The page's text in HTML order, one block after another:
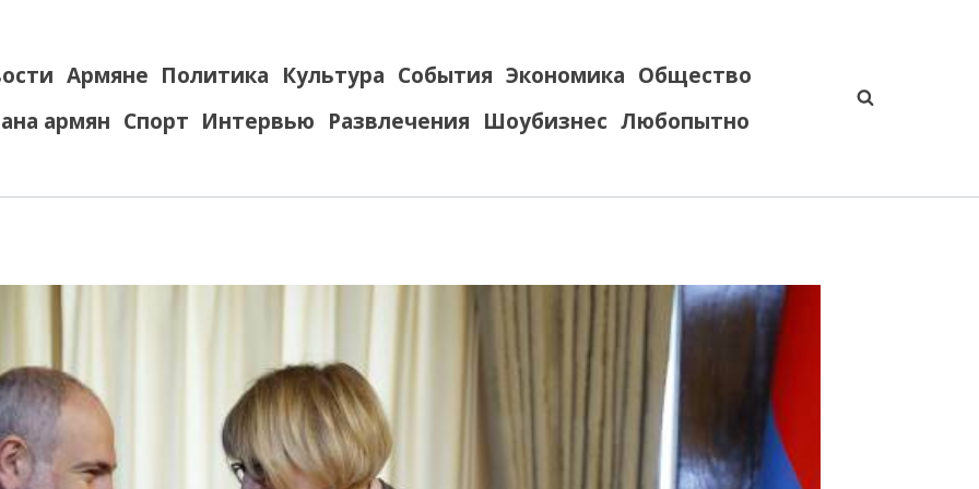
Армяне Политика Культура События Экономика Общество
армян Спорт Интервью Развлечения Шоубизнес Любопытно